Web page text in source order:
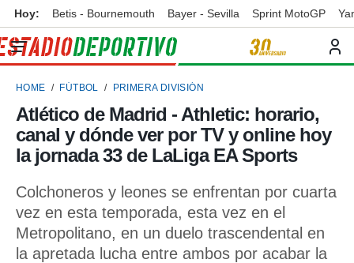
de
por
para
la
se
calidad.
las
y
forma
Hoy: Betis - Bournemouth Bayer - Sevilla Sprint MotoGP
HOME FÚTBOL PRIMERA DIVISIÓN
Atlético de Madrid - Athletic: horario,
canal y dónde ver por TV y online hoy
la jornada 33 de LaLiga EA Sports
Colchoneros y leones se enfrentan por cuarta
vez en esta temporada, esta vez en el
Metropolitano, en un duelo trascendental en
la apretada lucha entre ambos por acabar la